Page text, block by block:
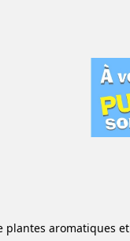
plantes aromatiques et